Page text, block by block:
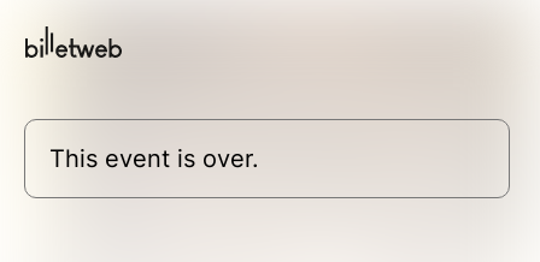
This event is over.